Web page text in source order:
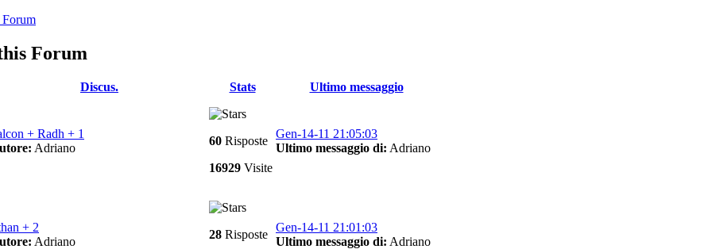
Forum
Forum
Discus. Stats Ultimo messaggio
+ Radh + 1
Adriano
60 Risposte
16929 Visite
Gen-14-11 21:05:03
Ultimo messaggio di: Adriano
+ 2
Adriano
28 Risposte
Gen-14-11 21:01:03
Ultimo messaggio di: Adriano